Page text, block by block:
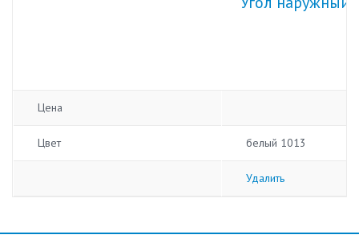
Цена
Цвет белый 1013
Удалить